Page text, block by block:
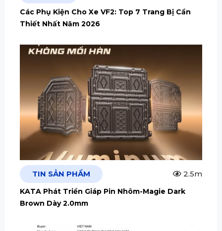
Các Phụ Kiện Cho Xe VF2: Top 7 Trang Bị Cần
Thiết Nhất Năm 2026
TIN SẢN PHẨM 2.5m
KATA Phát Triển Giáp Pin Nhôm-Magie Dark
Brown Dày 2.0mm